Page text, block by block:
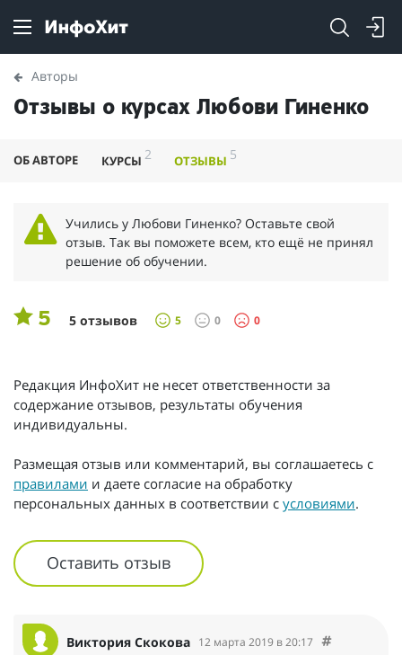
Авторы
Отзывы о курсах Любови Гиненко
ОБ АВТОРЕ КУРСЫ 2 ОТЗЫВЫ 5
Учились у Любови Гиненко? Оставьте свой
отзыв. Так вы поможете всем, кто ещё не принял
решение об обучении.
5 5 отзывов 5 0 0
Редакция ИнфоХит не несет ответственности за
содержание отзывов, результаты обучения
индивидуальны.
Размещая отзыв или комментарий, вы соглашаетесь с
правилами и даете согласие на обработку
персональных данных в соответствии с условиями.
Оставить отзыв
Виктория Скокова 12 марта 2019 в 20:17